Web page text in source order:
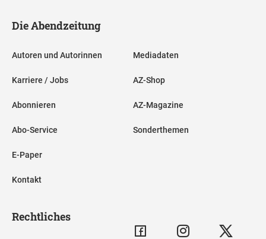
Die Abendzeitung
Autoren und Autorinnen
Karriere / Jobs
Abonnieren
Abo-Service
E-Paper
Kontakt
Mediadaten
AZ-Shop
AZ-Magazine
Sonderthemen
Rechtliches